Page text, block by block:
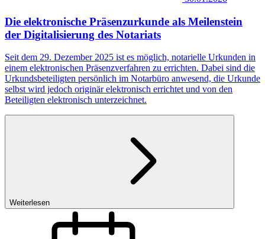
Die elektronische Präsenzurkunde als Meilenstein
der Digitalisierung des Notariats
Seit dem 29. Dezember 2025 ist es möglich, notarielle Urkunden in
einem elektronischen Präsenzverfahren zu errichten. Dabei sind die
Urkundsbeteiligten persönlich im Notarbüro anwesend, die Urkunde
selbst wird jedoch originär elektronisch errichtet und von den
Beteiligten elektronisch unterzeichnet.
Weiterlesen